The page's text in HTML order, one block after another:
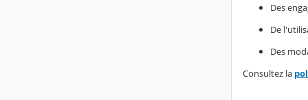
Des
De
Des
Consultez la